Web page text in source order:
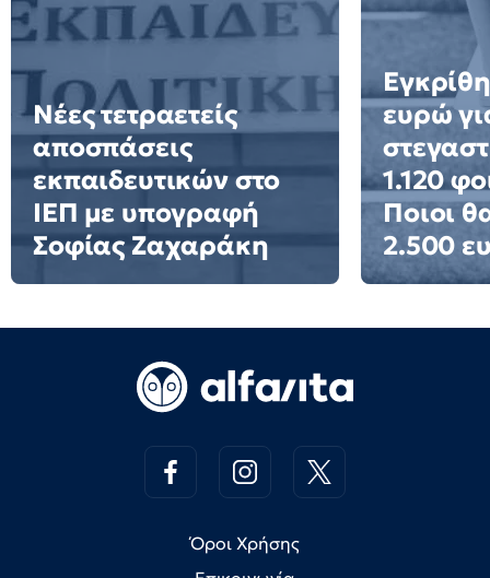
Νέες τετραετείς
αποσπάσεις
εκπαιδευτικών στο
ΙΕΠ με υπογραφή
Σοφίας Ζαχαράκη
ευρώ
1.120
Ποιοι
2.500
Όροι Χρήσης